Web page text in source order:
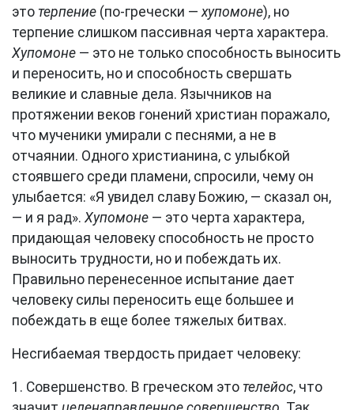
это терпение (по-гречески —хупомоне), но
терпение слишком пассивная черта характера.
Хупомоне — это не только способность выносить
и переносить, но и способность свершать
великие и славные дела. Язычников на
протяжении веков гонений христиан поражало,
что мученики умирали с песнями, а не в
отчаянии. Одного христианина, с улыбкой
стоявшего среди пламени, спросили, чему он
улыбается: «Я увидел славу Божию, — сказал он,
— и я рад». Хупомоне — это черта характера,
придающая человеку способность не просто
выносить трудности, но и побеждать их.
Правильно перенесенное испытание дает
человеку силы переносить еще большее и
побеждать в еще более тяжелых битвах.
Несгибаемая твердость придает человеку:
1. Совершенство. В греческом это телейос, что